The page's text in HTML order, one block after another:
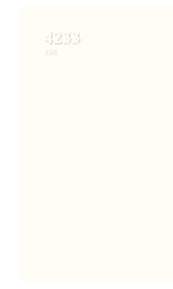
4233
VIEWS